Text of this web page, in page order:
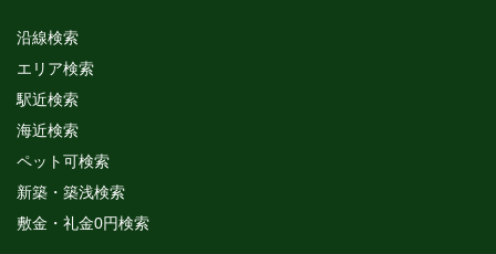
沿線検索
エリア検索
駅近検索
海近検索
ペット可検索
新築・築浅検索
敷金・礼金0円検索